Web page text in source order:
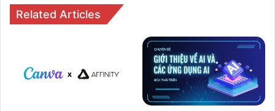
HCM
tính
công
Related Articles